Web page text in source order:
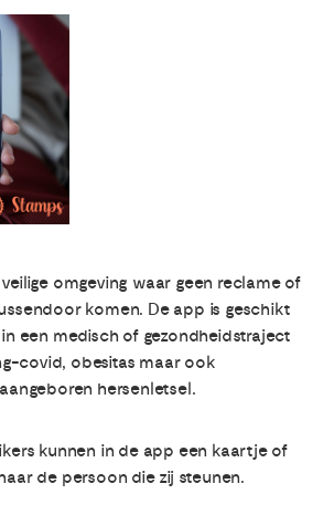
omgeving waar geen reclame of
komen. De app is geschikt
een medisch of gezondheidstraject
covid, obesitas maar ook
hersenletsel.
kunnen in de app een kaartje of
de persoon die zij steunen.